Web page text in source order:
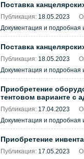
Поставка
Публикация: 18.05.2023
Документация и
Поставка
Публикация: 18.05.2023
Документация и
Приобретение
тентовом варианте с
Публикация: 17.04.2023
Документация и
Приобретение
Публикация: 17.05.2023